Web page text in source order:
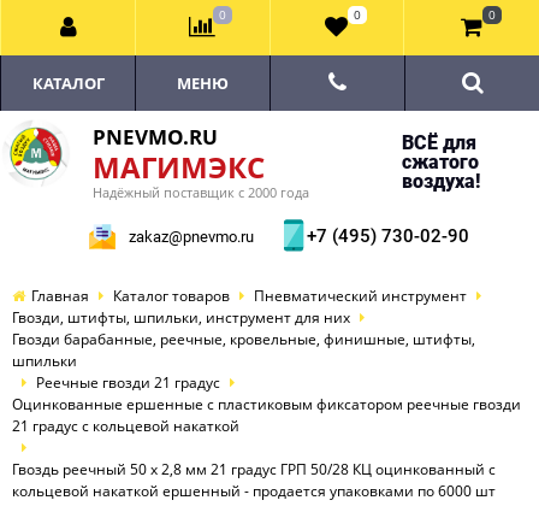
PNEVMO.RU
МАГИМЭКС
Надёжный поставщик с 2000 года
ВСЁ для
сжатого
воздуха!
zakaz@pnevmo.ru +7 (495) 730-02-90
КАТАЛОГ МЕНЮ
Главная Каталог товаров
Пневматический инструмент
Гвозди, штифты, шпильки, инструмент для них
Гвозди барабанные, реечные, кровельные, финишные, штифты,
шпильки
Реечные гвозди 21 градус
Оцинкованные ершенные с пластиковым фиксатором реечные гвозди
21 градус с кольцевой накаткой
Гвоздь реечный 50 х 2,8 мм 21 градус ГРП 50/28 КЦ оцинкованный с
кольцевой накаткой ершенный - продается упаковками по 6000 шт
0 0 0